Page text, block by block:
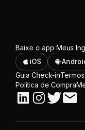
Baixe o app Meus
iOS
Guia Check-in
Política de Compra
LinkedinInstagram
Twitter
Email